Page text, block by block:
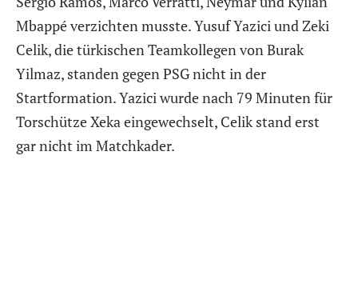
Mbappé verzichten musste. Yusuf Yazici und Zeki
Celik, die türkischen Teamkollegen von Burak
Yilmaz, standen gegen PSG nicht in der
Startformation. Yazici wurde nach 79 Minuten für
Torschütze Xeka eingewechselt, Celik stand erst
gar nicht im Matchkader.